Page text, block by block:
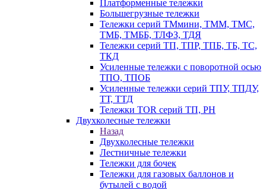
Платформенные тележки
Большегрузные тележки
Тележки серий ТМмини, ТММ, ТМС,
ТМБ, ТМББ, ТЛФЗ, ТДЯ
Тележки серий ТП, ТПР, ТПБ, ТБ, ТС,
ТКД
Усиленные тележки с поворотной осью
ТПО, ТПОБ
Усиленные тележки серий ТПУ, ТПДУ,
ТТ, ТТД
Тележки TOR серий ТП, PH
Двухколесные тележки
Назад
Двухколесные тележки
Лестничные тележки
Тележки для бочек
Тележки для газовых баллонов и
бутылей с водой